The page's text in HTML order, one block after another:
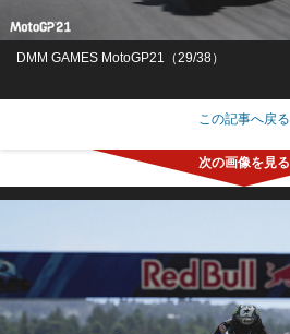
DMM GAMES MotoGP21（29/38）
この記事へ戻る